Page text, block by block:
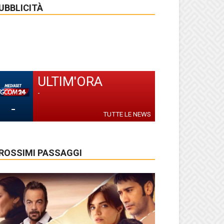
-
ULTIM'ORA
-
TUTTE LE NEWS
PASSAGGI